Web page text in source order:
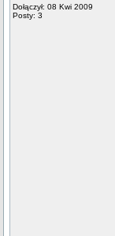
Dołączył: 08 Kwi 2009
Posty: 3